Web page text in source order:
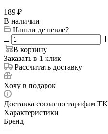
189 ₽
В наличии
Нашли дешевле?
В корзину
Заказать в 1 клик
Рассчитать доставку
Хочу в подарок
Доставка согласно тарифам ТК
Характеристики
Бренд
—